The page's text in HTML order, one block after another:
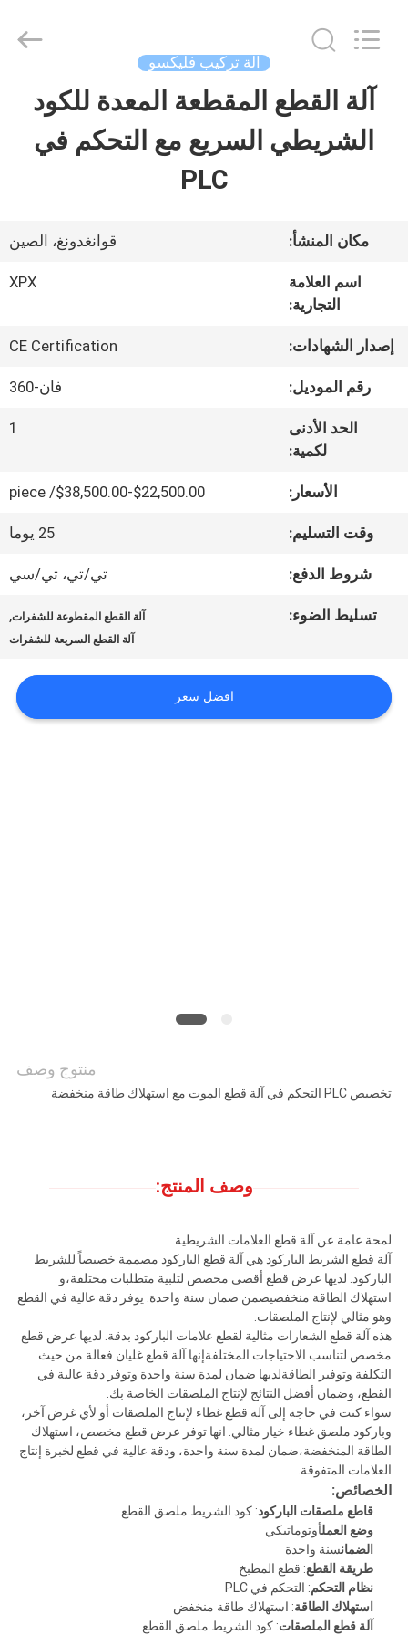
المنزل
فيديوهات
برنامج
VR
حولنا
المصنع
مراقبة
اتصل
الخصوصية
Machinery
Reserved.
آلة تركيب فليكسو
آلة القطع المقطعة المعدة للكود
الشريطي السريع مع التحكم في
PLC
مكان المنشأ: قوانغدونغ، الصين
اسم العلامة
التجارية:
XPX
إصدار الشهادات: CE Certification
رقم الموديل: فان-360
الحد الأدنى
لكمية:
1
الأسعار: $22,500.00-$38,500.00/ piece
وقت التسليم: 25 يوما
شروط الدفع: تي/تي، تي/سي
تسليط الضوء: آلة القطع المقطوعة للشفرات,
آلة القطع السريعة للشفرات
افضل سعر
منتوج وصف
تخصيص PLC التحكم في آلة قطع الموت مع استهلاك طاقة منخفضة
وصف المنتج:
لمحة عامة عن آلة قطع العلامات الشريطية
آلة قطع الشريط الباركود هي آلة قطع الباركود مصممة خصيصاً للشريط
الباركود. لديها عرض قطع أقصى مخصص لتلبية متطلبات مختلفة،و
استهلاك الطاقة منخفضيضمن ضمان سنة واحدة. يوفر دقة عالية في القطع
وهو مثالي لإنتاج الملصقات.
هذه آلة قطع الشعارات مثالية لقطع علامات الباركود بدقة. لديها عرض قطع
مخصص لتناسب الاحتياجات المختلفةإنها آلة قطع غليان فعالة من حيث
التكلفة وتوفير الطاقةلديها ضمان لمدة سنة واحدة وتوفر دقة عالية في
القطع، وضمان أفضل النتائج لإنتاج الملصقات الخاصة بك.
سواء كنت في حاجة إلى آلة قطع غطاء لإنتاج الملصقات أو لأي غرض آخر،
وباركود ملصق غطاء خيار مثالي. انها توفر عرض قطع مخصص، استهلاك
الطاقة المنخفضة،ضمان لمدة سنة واحدة، ودقة عالية في قطع لخبرة إنتاج
العلامات المتفوقة.
الخصائص:
قاطع ملصقات الباركود: كود الشريط ملصق القطع
وضع العملأوتوماتيكي
الضمانسنة واحدة
طريقة القطع: قطع المطبخ
نظام التحكم: التحكم في PLC
استهلاك الطاقة: استهلاك طاقة منخفض
آلة قطع الملصقات: كود الشريط ملصق القطع